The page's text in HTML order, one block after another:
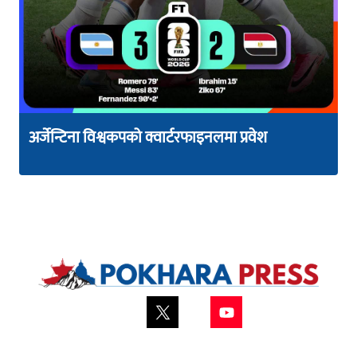
अर्जेन्टिना विश्वकपको क्वार्टरफाइनलमा प्रवेश